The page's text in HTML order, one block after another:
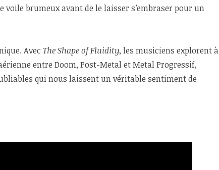
voile brumeux avant de le laisser s’embraser pour un
Avec The Shape of Fluidity, les musiciens explorent à
entre Doom, Post-Metal et Metal Progressif,
qui nous laissent un véritable sentiment de